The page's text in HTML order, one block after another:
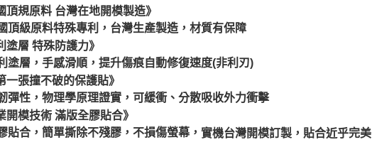
頂規原料 台灣在地開模製造》
頂級原料特殊專利，台灣生產製造，材質有保障
塗層 特殊防護力》
塗層，手感滑順，提升傷痕自動修復速度(非利刃)
一張撞不破的保護貼》
彈性，物理學原理證實，可緩衝、分散吸收外力衝擊
開模技術 滿版全膠貼合》
貼合，簡單撕除不殘膠，不損傷螢幕，實機台灣開模訂製，貼合近乎完美